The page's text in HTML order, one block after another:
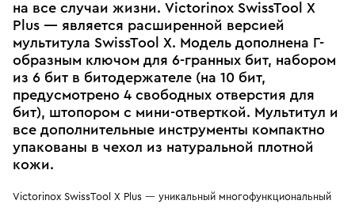
на все случаи жизни. Victorinox SwissTool X
Plus — является расширенной версией
мультитула SwissTool X. Модель дополнена Г-
образным ключом для 6-гранных бит, набором
из 6 бит в битодержателе (на 10 бит,
предусмотрено 4 свободных отверстия для
бит), штопором с мини-отверткой. Мультитул и
все дополнительные инструменты компактно
упакованы в чехол из натуральной плотной
кожи.
Victorinox SwissTool X Plus — уникальный многофункциональный